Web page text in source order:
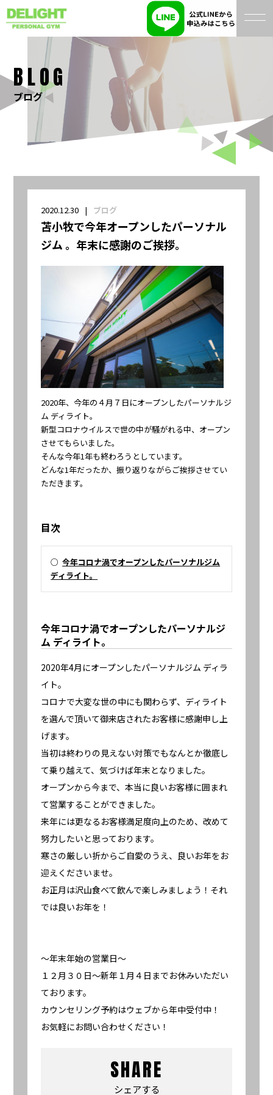
BLOG
ブログ
2020.12.30 ブログ
苫小牧で今年オープンしたパーソナル
ジム 。年末に感謝のご挨拶。
2020年、今年の４月７日にオープンしたパーソナルジ
ム ディライト。
新型コロナウイルスで世の中が騒がれる中、オープン
させてもらいました。
そんな今年1年も終わろうとしています。
どんな1年だったか、振り返りながらご挨拶させてい
ただきます。
目次
○今年コロナ渦でオープンしたパーソナルジム
ディライト。
今年コロナ渦でオープンしたパーソナルジ
ム ディライト。
2020年4月にオープンしたパーソナルジム ディラ
イト。
コロナで大変な世の中にも関わらず、ディライト
を選んで頂いて御来店されたお客様に感謝申し上
げます。
当初は終わりの見えない対策でもなんとか徹底し
て乗り越えて、気づけば年末となりました。
オープンから今まで、本当に良いお客様に囲まれ
て営業することができました。
来年には更なるお客様満足度向上のため、改めて
努力したいと思っております。
寒さの厳しい折からご自愛のうえ、良いお年をお
迎えくださいませ。
お正月は沢山食べて飲んで楽しみましょう！それ
では良いお年を！
〜年末年始の営業日〜
１２月３０日〜新年１月４日までお休みいただい
ております。
カウンセリング予約はウェブから年中受付中！
お気軽にお問い合わせください！
SHARE
シェアする